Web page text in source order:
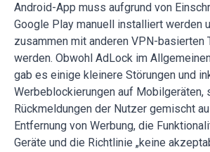
Android-App muss aufgrund von
Google Play manuell installiert werden
zusammen mit anderen VPN-basierten
werden. Obwohl AdLock im
gab es einige kleinere Störungen und
Werbeblockierungen auf Mobilgeräten,
Rückmeldungen der Nutzer gemischt
Entfernung von Werbung, die
Geräte und die Richtlinie „keine